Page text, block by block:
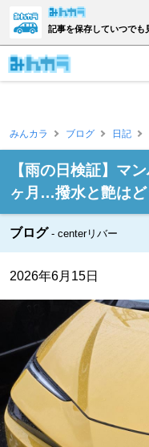
記事を保存していつでも
みんカラ ブログ 日記
【雨の日検証】マ
ヶ月…撥水と艶はど
ブログ centerリバー
2026年6月15日